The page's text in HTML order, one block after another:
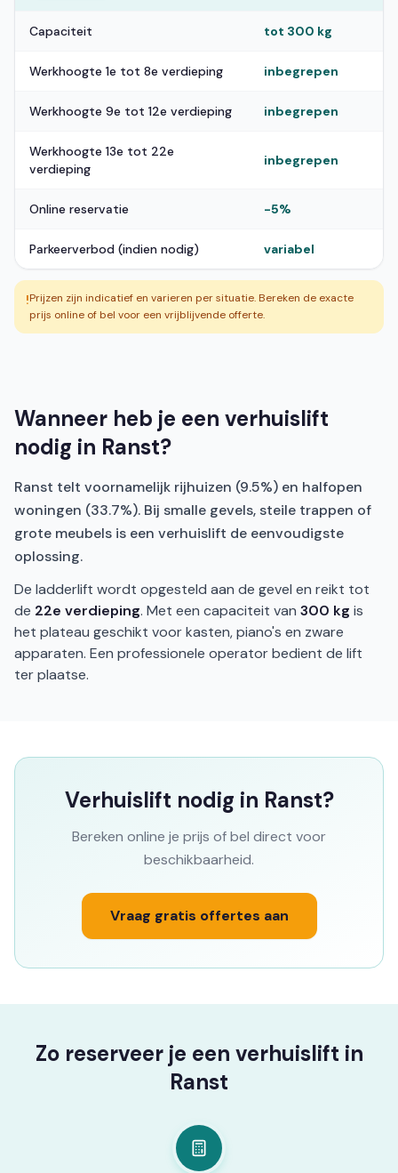
Capaciteit tot 300 kg
Werkhoogte 1e tot 8e verdieping inbegrepen
Werkhoogte 9e tot 12e verdieping inbegrepen
Werkhoogte 13e tot 22e
verdieping
inbegrepen
Online reservatie -5%
Parkeerverbod (indien nodig) variabel
!Prijzen zijn indicatief en varieren per situatie. Bereken de exacte
prijs online of bel voor een vrijblijvende offerte.
Wanneer heb je een verhuislift
nodig in Ranst?
Ranst telt voornamelijk rijhuizen (9.5%) en halfopen
woningen (33.7%). Bij smalle gevels, steile trappen of
grote meubels is een verhuislift de eenvoudigste
oplossing.
De ladderlift wordt opgesteld aan de gevel en reikt tot
de 22e verdieping. Met een capaciteit van 300 kg is
het plateau geschikt voor kasten, piano's en zware
apparaten. Een professionele operator bedient de lift
ter plaatse.
Verhuislift nodig in Ranst?
Bereken online je prijs of bel direct voor
beschikbaarheid.
Vraag gratis offertes aan
Zo reserveer je een verhuislift in
Ranst